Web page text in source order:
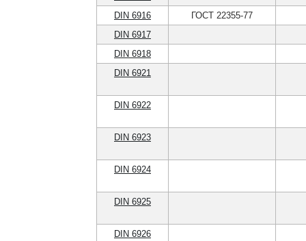
DIN 6916
ГОСТ 22355-77
DIN 6917
DIN 6918
DIN 6921
DIN 6922
DIN 6923
DIN 6924
DIN 6925
DIN 6926